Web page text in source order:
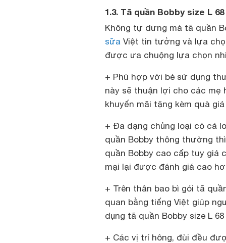
1.3. Tã quần Bobby size L
Không tự dưng mà tã quần
sữa Việt tin tưởng và lựa
được ưa chuộng lựa chọn
+ Phù hợp với bé sử dụng
này sẽ thuận lợi cho các
khuyến mãi tặng kèm quà
+ Đa dạng chủng loại có cả
quần Bobby thông thường
quần Bobby cao cấp tuy giá
mại lại được đánh giá cao
+ Trên thân bao bì gói tã
quan bằng tiếng Việt giúp
dụng tã quần Bobby size L
+ Các vị trí hông, đùi đều